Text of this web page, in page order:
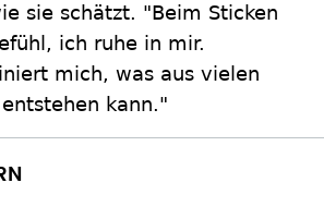
sie schätzt. "Beim Sticken
ich ruhe in mir.
mich, was aus vielen
kann."